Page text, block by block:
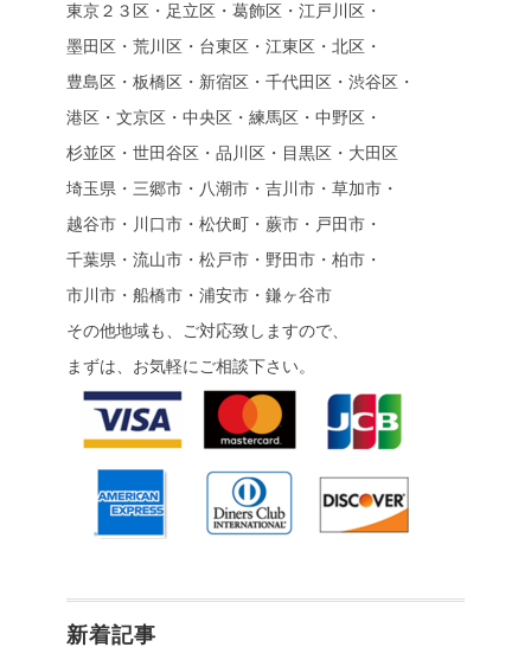
東京２３区・足立区・葛飾区・江戸川区・
墨田区・荒川区・台東区・江東区・北区・
豊島区・板橋区・新宿区・千代田区・渋谷区・
港区・文京区・中央区・練馬区・中野区・
杉並区・世田谷区・品川区・目黒区・大田区
埼玉県・三郷市・八潮市・吉川市・草加市・
越谷市・川口市・松伏町・蕨市・戸田市・
千葉県・流山市・松戸市・野田市・柏市・
市川市・船橋市・浦安市・鎌ヶ谷市
その他地域も、ご対応致しますので、
まずは、お気軽にご相談下さい。
新着記事